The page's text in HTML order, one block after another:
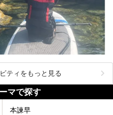
ティをもっと見る
マで探す
本諫早